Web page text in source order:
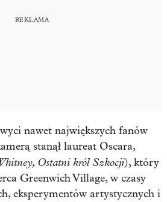
nawet największych fanów
stanął laureat Oscara,
Ostatni król Szkocji), który
Greenwich Village, w czasy
eksperymentów artystycznych i